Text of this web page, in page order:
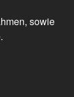
sowie